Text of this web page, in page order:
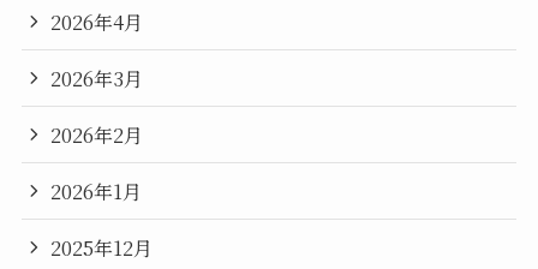
2026年4月
2026年3月
2026年2月
2026年1月
2025年12月